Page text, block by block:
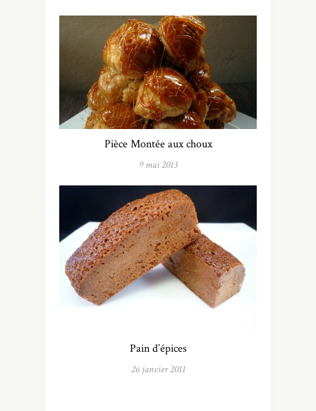
Pièce Montée aux choux
9 mai 2013
Pain d’épices
26 janvier 2011